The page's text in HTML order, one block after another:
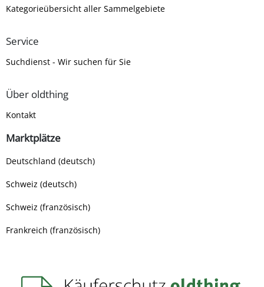
Kategorieübersicht aller Sammelgebiete
Service
Suchdienst - Wir suchen für Sie
Über oldthing
Kontakt
Marktplätze
Deutschland (deutsch)
Schweiz (deutsch)
Schweiz (französisch)
Frankreich (französisch)